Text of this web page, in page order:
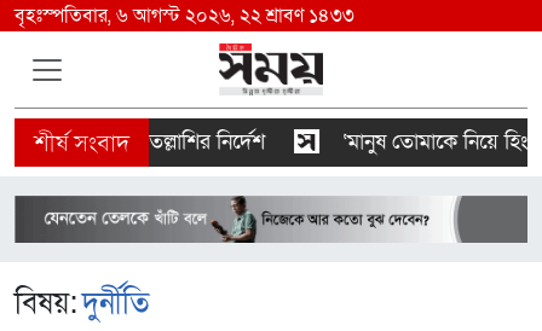
বৃহঃস্পতিবার, ৬ আগস্ট ২০২৬, ২২ শ্রাবণ ১৪৩৩
তল্লাশির নির্দেশ ‘মানুষ তোমাকে নিয়ে হিংসা
বিষয়:দুর্নীতি